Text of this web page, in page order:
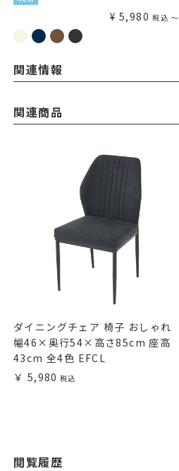
¥ 5,980 税込 〜
関連情報
関連商品
ダイニングチェア 椅子 おしゃれ
幅46×奥行54×高さ85cm 座高
43cm 全4色 EFCL
5,980
閲覧履歴